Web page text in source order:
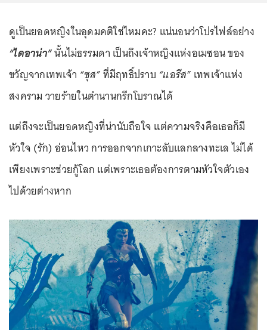
ดูเป็นยอดหญิงในอุดมคติใช่ไหมคะ? แน่นอนว่าโปรไฟล์อย่าง
“ไดอาน่า”นั้นไม่ธรรมดา เป็นถึงเจ้าหญิงแห่งอเมซอน ของ
ขวัญจากเทพเจ้า “ซุส”ที่มีฤทธิ์ปราบ “แอรีส” เทพเจ้าแห่ง
สงคราม วายร้ายในตำนานกรีกโบราณได้
แต่ถึงจะเป็นยอดหญิงที่น่านับถือใจ แต่ความจริงคือเธอก็มี
หัวใจ (รัก) อ่อนไหว การออกจากเกาะลับแลกลางทะเล ไม่ได้
เพียงเพราะช่วยกู้โลก แต่เพราะเธอต้องการตามหัวใจตัวเอง
ไปด้วยต่างหาก